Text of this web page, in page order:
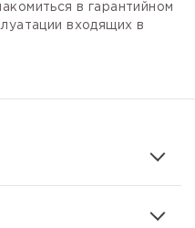
в гарантийном
входящих в